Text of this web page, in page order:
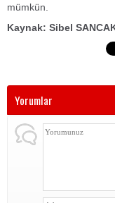
mümkün.
Kaynak: Sibel
Yorumlar